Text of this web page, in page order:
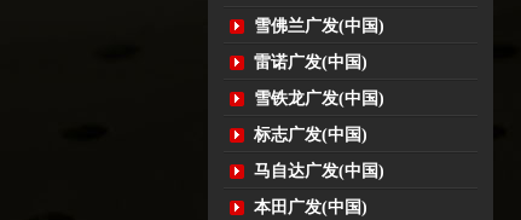
雪佛兰广发(中国)
雷诺广发(中国)
雪铁龙广发(中国)
标志广发(中国)
马自达广发(中国)
本田广发(中国)